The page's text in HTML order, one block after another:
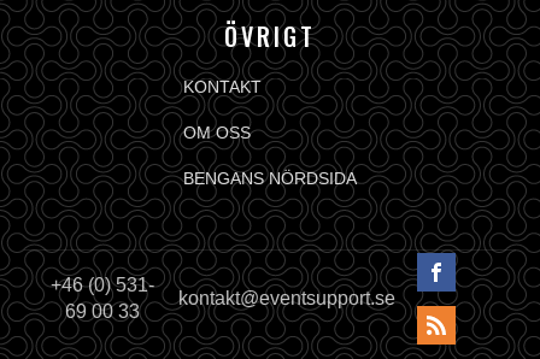
ÖVRIGT
KONTAKT
OM OSS
BENGANS NÖRDSIDA
+46 (0) 531-
69 00 33
kontakt@eventsupport.se